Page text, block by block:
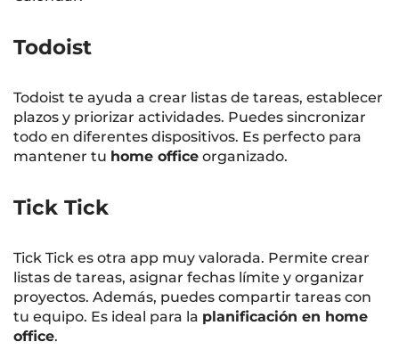
Todoist
Todoist te ayuda a crear listas de tareas, establecer
plazos y priorizar actividades. Puedes sincronizar
todo en diferentes dispositivos. Es perfecto para
mantener tu home office organizado.
Tick Tick
Tick Tick es otra app muy valorada. Permite crear
listas de tareas, asignar fechas límite y organizar
proyectos. Además, puedes compartir tareas con
tu equipo. Es ideal para la planificación en home
office.